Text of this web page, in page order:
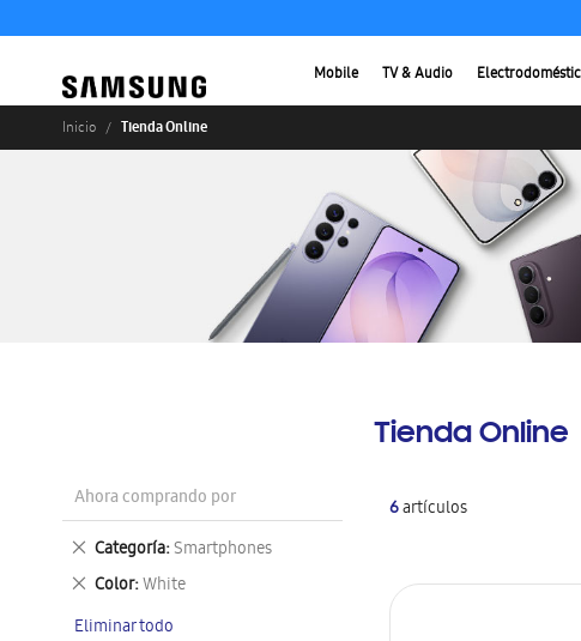
Mobile TV & Audio
Inicio Tienda Online
Tienda Online
6artículos
Ahora comprando por
Categoría Smartphones
Eliminar
este
artículo
Color White
Eliminar
artículo
Eliminar todo